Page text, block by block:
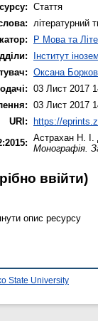
Стаття
літературний
P Мова та
Інститут
Оксана
03 Лист 2017
03 Лист 2017
URI: https://
Астрахан Н. І.
Монографія.
ввійти)
опис ресурсу
State University